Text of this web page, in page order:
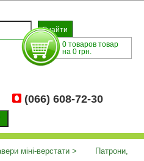
0 товаров товар
на 0 грн.
(066) 608-72-30
міні-верстати
Патрони,